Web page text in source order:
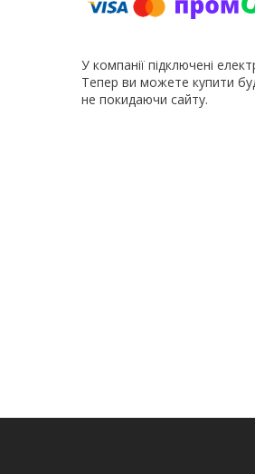
У компанії підключені
Тепер ви можете купити
не покидаючи сайту.